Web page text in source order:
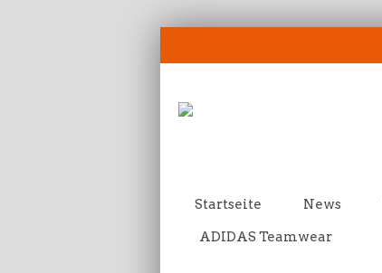
Startseite News
ADIDAS Teamwear